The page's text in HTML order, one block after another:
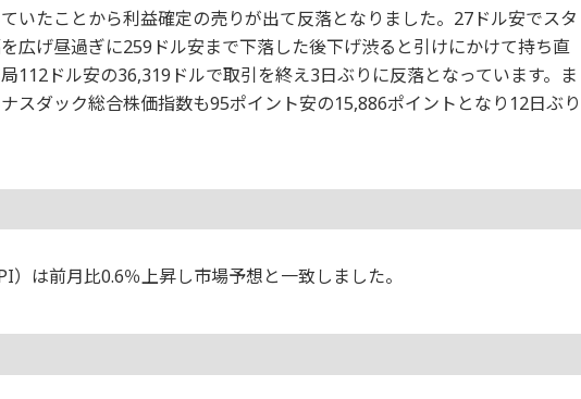
いたことから利益確定の売りが出て反落となりました。27ドル安でスタ
広げ昼過ぎに259ドル安まで下落した後下げ渋ると引けにかけて持ち直
112ドル安の36,319ドルで取引を終え3日ぶりに反落となっています。ま
スダック総合株価指数も95ポイント安の15,886ポイントとなり12日ぶり
）は前月比0.6％上昇し市場予想と一致しました。